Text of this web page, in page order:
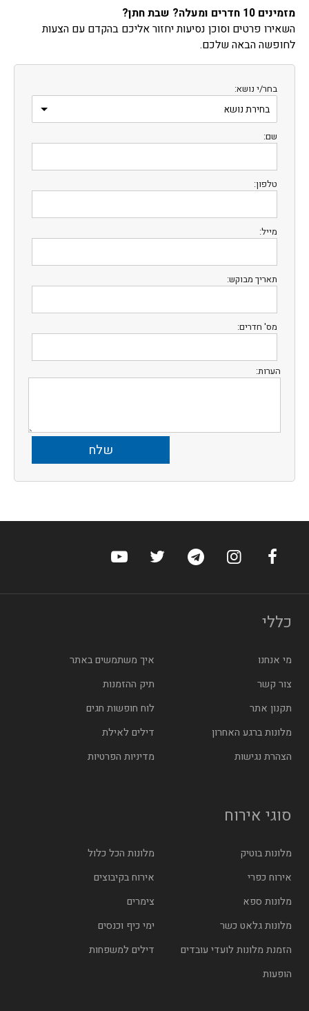
מזמינים 10 חדרים ומעלה? שבת חתן?
השאירו פרטים וסוכן נסיעות יחזור אליכם בהקדם עם הצעות
לחופשה הבאה שלכם.
בחר/י נושא:
שם:
טלפון:
מייל:
תאריך מבוקש:
מס' חדרים:
הערות:
ערוץ הפייסבוק של הוטלס
ערוץ האינסטגרם של הוטלס
ערוץ הטלגרם של הוטלס
ערוץ טוויטר של הוטלס
ערוץ היוטיוב של
כללי
מי אנחנו
איך משתמשים באתר
צור קשר
תיק ההזמנות
תקנון אתר
לוח חופשות חגים
מלונות ברגע האחרון
דילים לאילת
הצהרת נגישות
מדיניות הפרטיות
סוגי אירוח
מלונות בוטיק
מלונות הכל כלול
אירוח כפרי
אירוח בקיבוצים
מלונות ספא
צימרים
מלונות גלאט כשר
ימי כיף וכנסים
הזמנת מלונות לועדי עובדים
דילים למשפחות
הופעות